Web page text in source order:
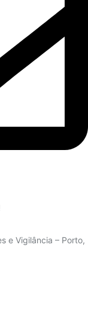
e Vigilância – Porto,